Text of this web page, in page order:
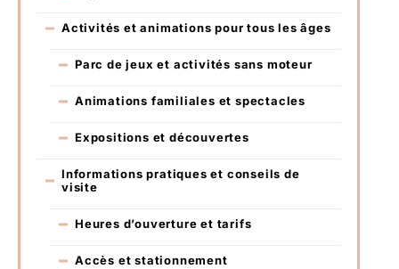
Activités et animations pour tous les âges
Parc de jeux et activités sans moteur
Animations familiales et spectacles
Expositions et découvertes
Informations pratiques et conseils de
visite
Heures d’ouverture et tarifs
Accès et stationnement